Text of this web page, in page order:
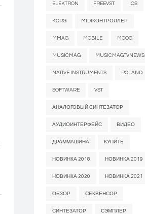
ELEKTRON FREEVST IOS
KORG MIDIКОНТРОЛЛЕР
MMAG MOBILE MOOG
MUSICMAG MUSICMAGTVNEWS
NATIVE INSTRUMENTS ROLAND
SOFTWARE VST
АНАЛОГОВЫЙ СИНТЕЗАТОР
АУДИОИНТЕРФЕЙС ВИДЕО
ДРАММАШИНА КУПИТЬ
НОВИНКА 2018 НОВИНКА 2019
НОВИНКА 2020 НОВИНКА 2021
ОБЗОР СЕКВЕНСОР
СИНТЕЗАТОР СЭМПЛЕР